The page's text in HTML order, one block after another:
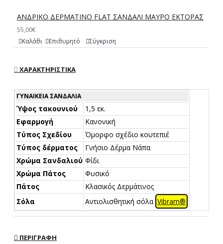
ΑΝΔΡΙΚΟ ΔΕΡΜΑΤΙΝΟ FLAT ΣΑΝΔΑΛΙ ΜΑΥΡΟ ΕΚΤΟΡΑΣ
55,00€
Καλάθι Επιθυμητό Σύγκριση
ΧΑΡΑΚΤΗΡΙΣΤΙΚΆ
ΓΥΝΑΙΚΕΊΑ ΣΑΝΔΆΛΙΑ
Ύψος τακουνιού
1,5 εκ.
Εφαρμογή
Κανονική
Τύπος Σχεδίου
Όμορφο σχέδιο κουτεπιέ
Τύπος δέρματος
Γνήσιο Δέρμα Νάπα
Χρώμα Σανδαλιού Φίδι
Χρώμα Πάτος
Φυσικό
Πάτος
Κλασικός Δερμάτινος
Σόλα
Αντιολισθητική σόλα Vibram®
ΠΕΡΙΓΡΑΦΉ